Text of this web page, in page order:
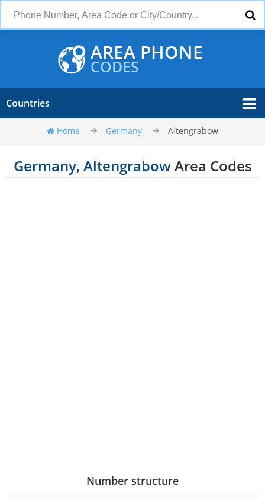
AREA PHONE
CODES
Countries
Home Germany Altengrabow
Germany, AltengrabowArea Codes
Number structure